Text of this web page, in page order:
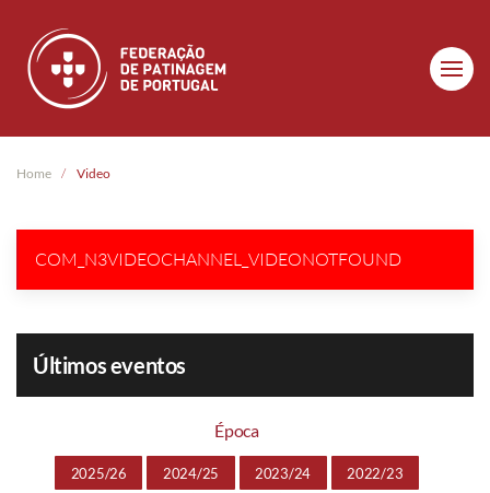
Skip to main content
Home Video
COM_N3VIDEOCHANNEL_VIDEONOTFOUND
Últimos eventos
Época
2025/26 2024/25 2023/24 2022/23